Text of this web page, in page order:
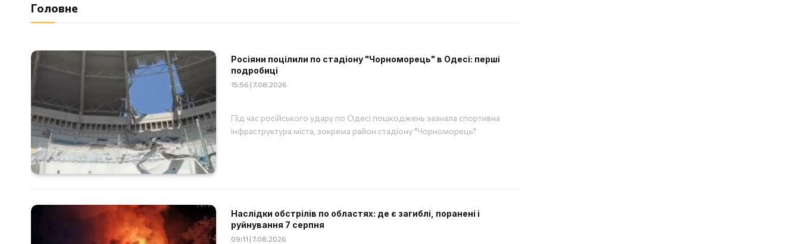
Головне
Росіяни поцілили по стадіону "Чорноморець" в Одесі: перші
подробиці
15:56 | 7.08.2026
Під час російського удару по Одесі пошкоджень зазнала спортивна
інфраструктура міста, зокрема район стадіону "Чорноморець"
Наслідки обстрілів по областях: де є загиблі, поранені і
руйнування 7 серпня
09:11 | 7.08.2026